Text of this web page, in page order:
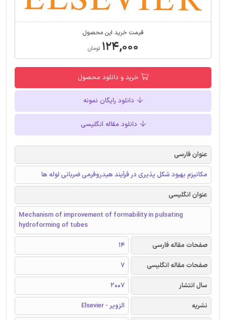
قیمت خرید این محصول
۱۲۴,۰۰۰ تومان
خرید و دانلود محصول
دانلود رایگان نمونه
دانلود مقاله انگلیسی
عنوان فارسی
مکانیزم بهبود شکل پذیری در فرآیند هیدروفرمی ضربانی لوله ها
عنوان انگلیسی
Mechanism of improvement of formability in pulsating
hydroforming of tubes
صفحات مقاله فارسی
14
صفحات مقاله انگلیسی
7
سال انتشار
2007
نشریه
الزویر - Elsevier